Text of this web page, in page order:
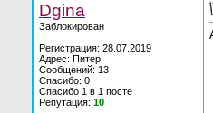
Dgina
Заблокирован
Регистрация: 28.07.2019
Адрес: Питер
Сообщений: 13
Спасибо: 0
Спасибо 1 в 1 посте
Репутация: 10